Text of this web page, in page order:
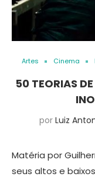
Artes Cinema
50 TEORIAS
por Luiz
Matéria por
seus altos e